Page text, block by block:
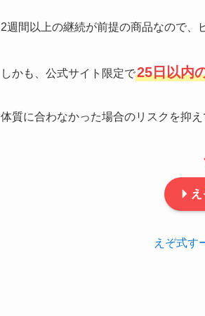
2週間以上の継続が前提の商品なので、
しかも、公式サイト限定で25日以内
体質に合わなかった場合のリスクを抑
えぞ式す